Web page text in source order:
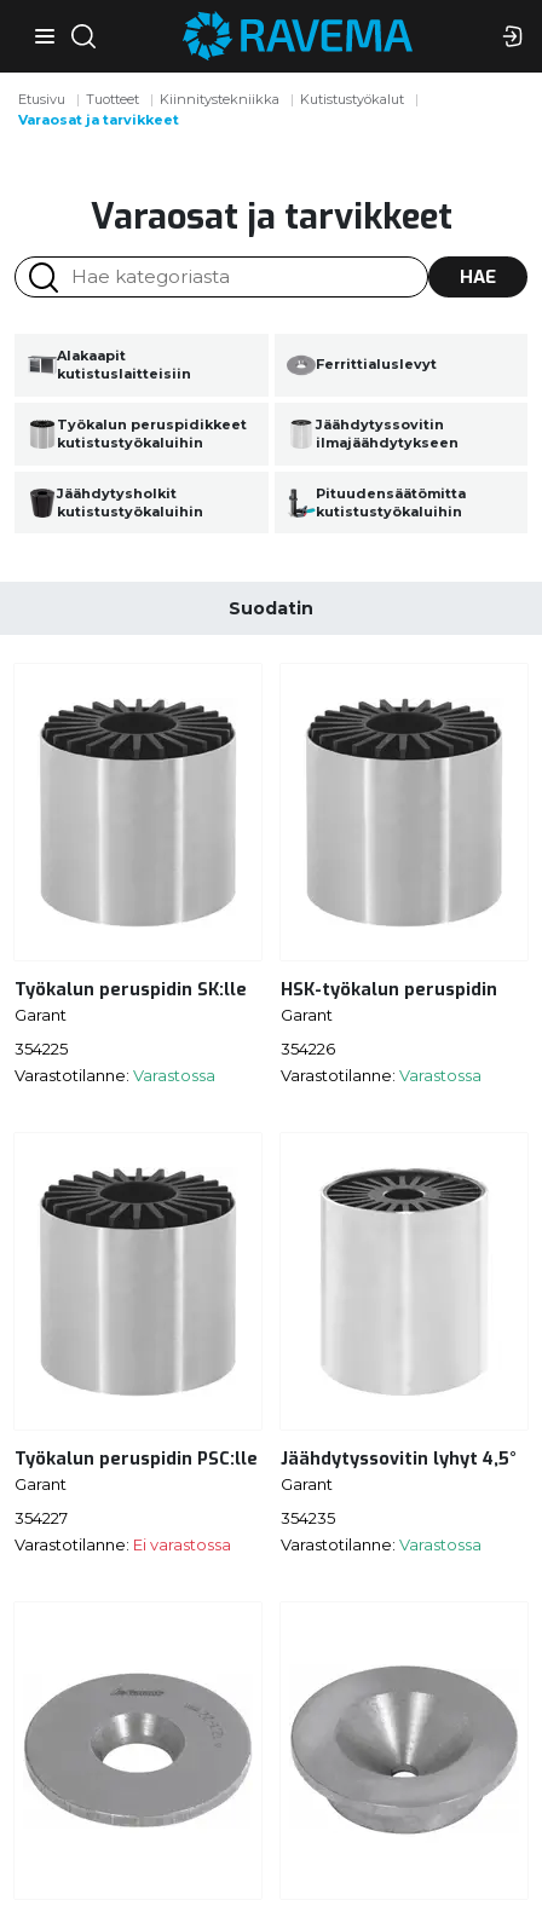
Etusivu Tuotteet Kiinnitystekniikka
Kutistustyökalut
Varaosat ja tarvikkeet
Varaosat ja tarvikkeet
HAE
Alakaapit
kutistuslaitteisiin
Ferrittialuslevyt
Työkalun peruspidikkeet
kutistustyökaluihin
Jäähdytyssovitin
ilmajäähdytykseen
Jäähdytysholkit
kutistustyökaluihin
Pituudensäätömitta
kutistustyökaluihin
Suodatin
Työkalun peruspidin SK:lle
Garant
354225
Varastotilanne: Varastossa
HSK-työkalun peruspidin
Garant
354226
Varastotilanne: Varastossa
Työkalun peruspidin PSC:lle
Garant
354227
Varastotilanne: Ei varastossa
Jäähdytyssovitin lyhyt 4,5°
Garant
354235
Varastotilanne: Varastossa